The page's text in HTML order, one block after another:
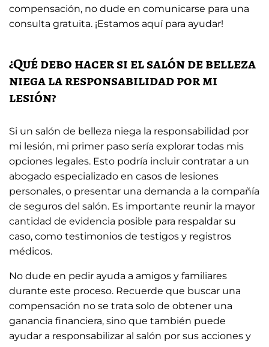
compensación, no dude en comunicarse para una
consulta gratuita. ¡Estamos aquí para ayudar!
¿Qué debo hacer si el salón de belleza
niega la responsabilidad por mi
lesión?
Si un salón de belleza niega la responsabilidad por
mi lesión, mi primer paso sería explorar todas mis
opciones legales. Esto podría incluir contratar a un
abogado especializado en casos de lesiones
personales, o presentar una demanda a la compañía
de seguros del salón. Es importante reunir la mayor
cantidad de evidencia posible para respaldar su
caso, como testimonios de testigos y registros
médicos.
No dude en pedir ayuda a amigos y familiares
durante este proceso. Recuerde que buscar una
compensación no se trata solo de obtener una
ganancia financiera, sino que también puede
ayudar a responsabilizar al salón por sus acciones y